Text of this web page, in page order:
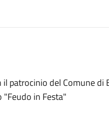
patrocinio del Comune di
"Feudo in Festa"